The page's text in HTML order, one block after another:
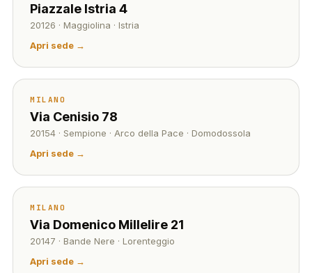
Piazzale Istria 4
20126 · Maggiolina · Istria
Apri sede →
MILANO
Via Cenisio 78
20154 · Sempione · Arco della Pace · Domodossola
Apri sede →
MILANO
Via Domenico Millelire 21
20147 · Bande Nere · Lorenteggio
Apri sede →